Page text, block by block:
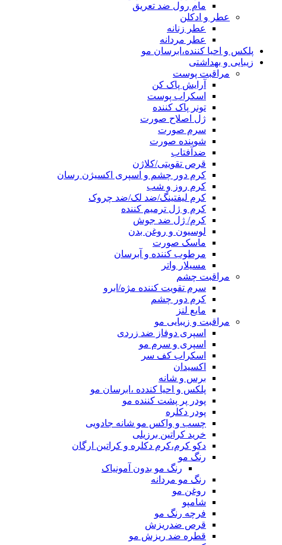
مام رول ضد تعریق
عطر و ادکلن
عطر زنانه
عطر مردانه
پلکس و احیا کننده،ابرسان مو
زیبایی و بهداشتی
مراقبت پوست
آرایش پاک کن
اسکراب پوست
تونر پاک کننده
ژل اصلاح صورت
سرم صورت
شوینده صورت
ضدآفتاب
قرص تقویتی/کلاژن
کرم دور چشم و اسپری اکسیژن رسان
کرم روز و شب
کرم لیفتینگ/ضد لک/ضد چروک
کرم و ژل ترمیم کننده
کرم/ ژل ضد جوش
لوسیون و روغن بدن
ماسک صورت
مرطوب کننده و آبرسان
مسیلار واتر
مراقبت چشم
سرم تقویت کننده مژه/ابرو
کرم دور چشم
مایع لنز
مراقبت و زیبایی مو
اسپری دوفاز ضد زردی
اسپری و سرم مو
اسکراب کف سر
اکسیدان
برس و شانه
پلکس و احیا کندده ،ابرسان مو
پودر پر پشت کننده مو
پودر دکلره
چسب و واکس مو شانه جادویی
خرید کراتین برزیلی
دکو کرم،کرم دکلره و کراتین ارگان
رنگ مو
رنگ مو بدون آمونیاک
رنگ مو مردانه
روغن مو
شامپو
فرچه رنگ مو
قرص ضدریزش
قطره ضد ریزش مو